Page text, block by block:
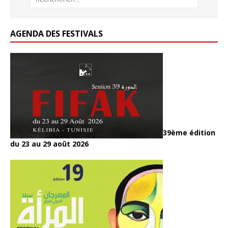
AGENDA DES FESTIVALS
39ème édition
du 23 au 29 août 2026